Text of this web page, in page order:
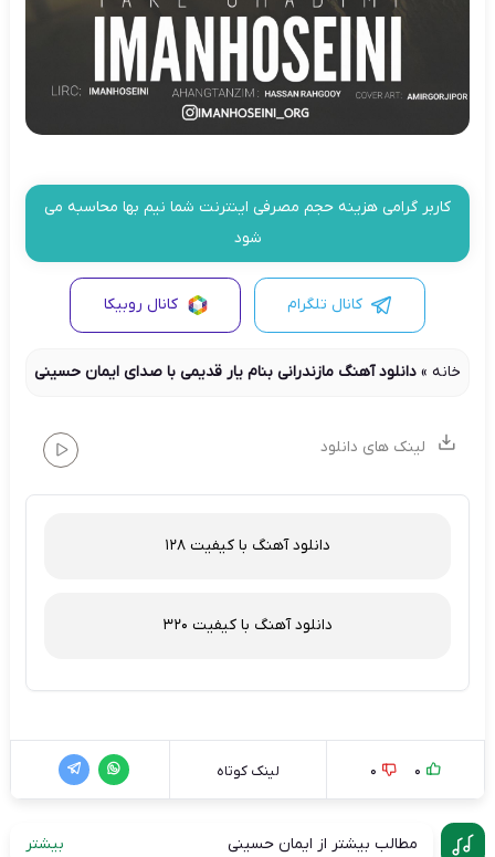
کاربر گرامی هزینه حجم مصرفی اینترنت شما نیم بها محاسبه می
شود
کانال تلگرام کانال روبیکا
خانه» دانلود آهنگ مازندرانی بنام یار قدیمی با صدای ایمان حسینی
لینک های دانلود
دانلود آهنگ با کیفیت 128
دانلود آهنگ با کیفیت 320
0
0 لینک کوتاه
مطالب بیشتر از ایمان حسینی بیشتر